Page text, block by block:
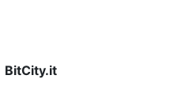
BitCity.it